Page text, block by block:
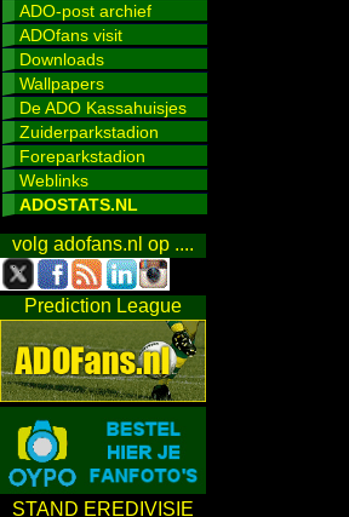
ADO-post archief
ADOfans visit
Downloads
Wallpapers
De ADO Kassahuisjes
Zuiderparkstadion
Foreparkstadion
Weblinks
ADOSTATS.NL
volg adofans.nl op ....
Prediction League
STAND EREDIVISIE